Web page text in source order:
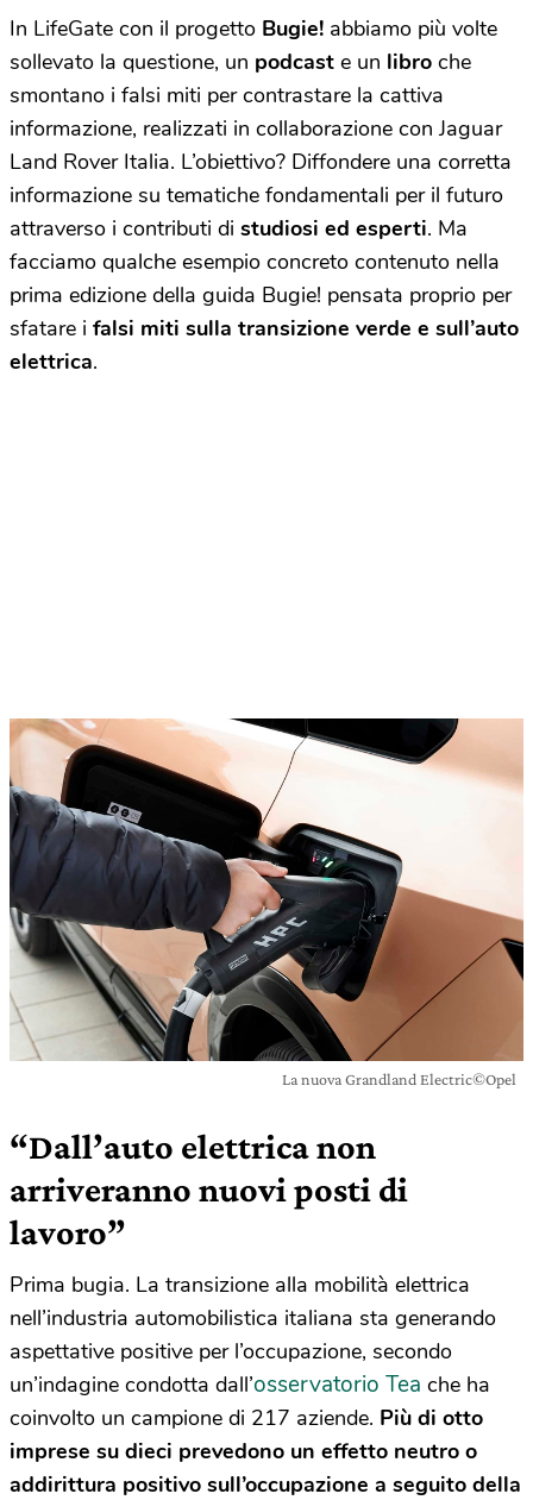
In LifeGate con il progetto Bugie! abbiamo più volte
sollevato la questione, un podcast e un libro che
smontano i falsi miti per contrastare la cattiva
informazione, realizzati in collaborazione con Jaguar
Land Rover Italia. L’obiettivo? Diffondere una corretta
informazione su tematiche fondamentali per il futuro
attraverso i contributi di studiosi ed esperti. Ma
facciamo qualche esempio concreto contenuto nella
prima edizione della guida Bugie! pensata proprio per
sfatare i falsi miti sulla transizione verde e sull’auto
elettrica.
La nuova Grandland Electric©Opel
“Dall’auto elettrica non
arriveranno nuovi posti di
lavoro”
Prima bugia. La transizione alla mobilità elettrica
nell’industria automobilistica italiana sta generando
aspettative positive per l’occupazione, secondo
un’indagine condotta dall’osservatorio Tea che ha
coinvolto un campione di 217 aziende. Più di otto
imprese su dieci prevedono un effetto neutro o
addirittura positivo sull’occupazione a seguito della